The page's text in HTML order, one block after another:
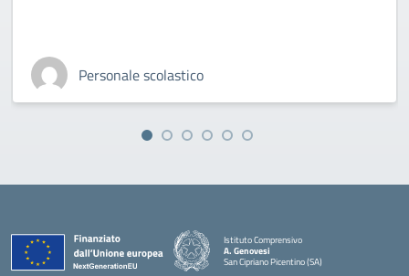
Personale scolastico
Istituto Comprensivo
A. Genovesi
San Cipriano Picentino (SA)
— Visita la pagina iniziale della scuola